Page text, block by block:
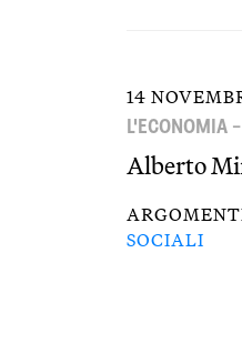
14
L'ECONOMIA
Alberto
SOCIALI